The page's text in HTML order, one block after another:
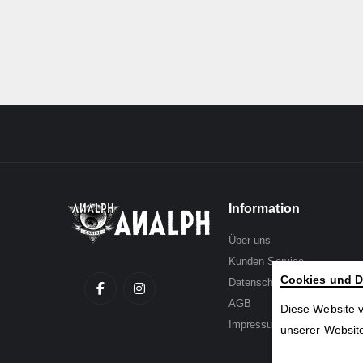
Information
Über uns
Kunden Service
Datenschutz
AGB
Impressum
Cookies und
Diese Website
unserer